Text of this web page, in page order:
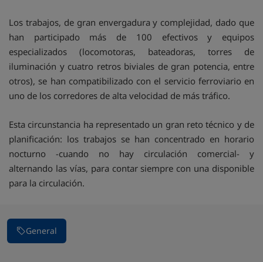
Los trabajos, de gran envergadura y complejidad, dado que
han participado más de 100 efectivos y equipos
especializados (locomotoras, bateadoras, torres de
iluminación y cuatro retros biviales de gran potencia, entre
otros), se han compatibilizado con el servicio ferroviario en
uno de los corredores de alta velocidad de más tráfico.
Esta circunstancia ha representado un gran reto técnico y de
planificación: los trabajos se han concentrado en horario
nocturno -cuando no hay circulación comercial- y
alternando las vías, para contar siempre con una disponible
para la circulación.
General